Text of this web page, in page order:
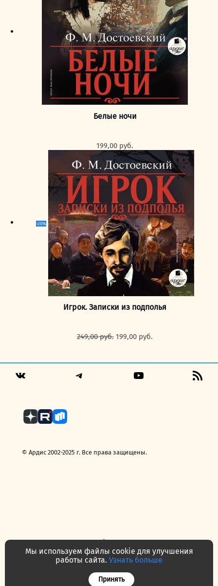
Белые ночи
199,00 руб.
-20%
Игрок. Записки из подполья
249,00руб. Первоначальная
249,00 руб..
199,00 руб.
© Ардис 2002-2025 г. Все права защищены.
Политика конфиденциальности
Договор — публичная оферта
Часто задаваемые вопросы
Контакты
Мы используем файлы cookie для улучшения
работы сайта. Узнать больше
Принять